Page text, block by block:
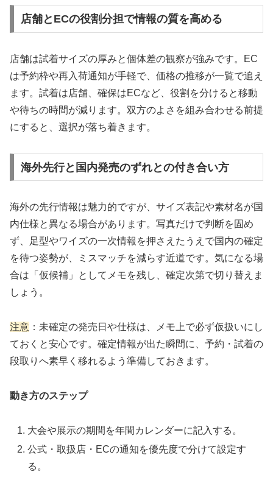
店舗とECの役割分担で情報の質を高める
店舗は試着サイズの厚みと個体差の観察が強みです。EC
は予約枠や再入荷通知が手軽で、価格の推移が一覧で追え
ます。試着は店舗、確保はECなど、役割を分けると移動
や待ちの時間が減ります。双方のよさを組み合わせる前提
にすると、選択が落ち着きます。
海外先行と国内発売のずれとの付き合い方
海外の先行情報は魅力的ですが、サイズ表記や素材名が国
内仕様と異なる場合があります。写真だけで判断を固め
ず、足型やワイズの一次情報を押さえたうえで国内の確定
を待つ姿勢が、ミスマッチを減らす近道です。気になる場
合は「仮候補」としてメモを残し、確定次第で切り替えま
しょう。
注意 ：未確定の発売日や仕様は、メモ上で必ず仮扱いにし
ておくと安心です。確定情報が出た瞬間に、予約・試着の
段取りへ素早く移れるよう準備しておきます。
動き方のステップ
大会や展示の期間を年間カレンダーに記入する。
公式・取扱店・ECの通知を優先度で分けて設定す
る。